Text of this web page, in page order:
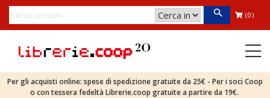
(0)
Per gli acquisti online: spese di spedizione gratuite da 25€ - Per i soci Coop
o con tessera fedeltà Librerie.coop gratuite a partire da 19€.